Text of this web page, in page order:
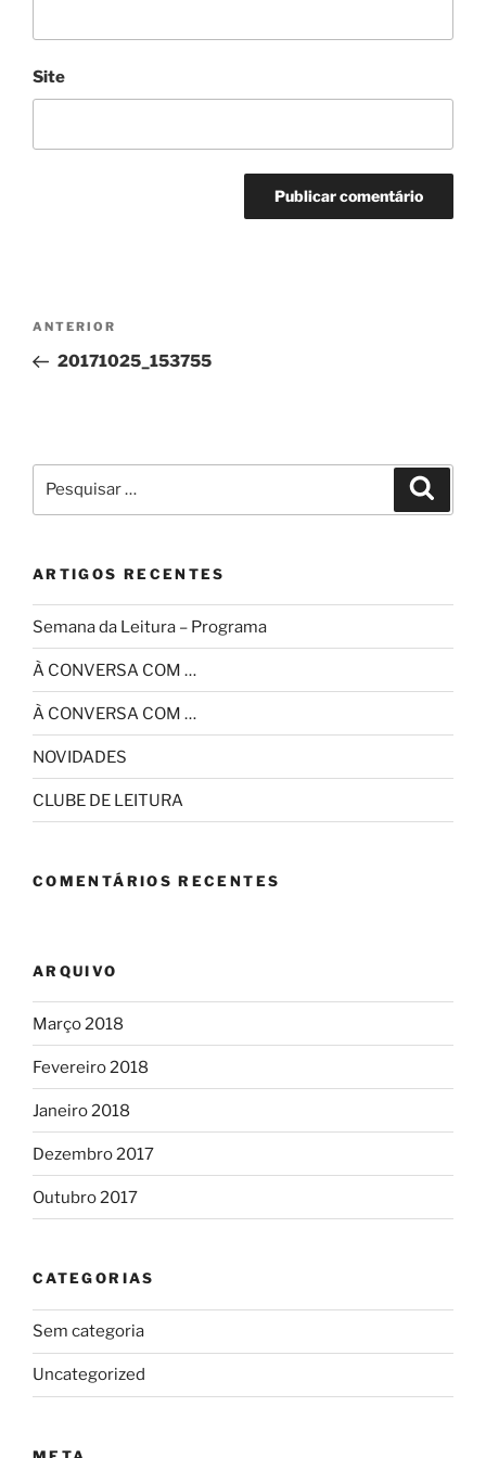
Site
Navegação
artigos
Conteúdo
anterior
ANTERIOR
20171025_153755
por:
ARTIGOS RECENTES
Semana da Leitura – Programa
À CONVERSA COM …
À CONVERSA COM …
NOVIDADES
CLUBE DE LEITURA
COMENTÁRIOS RECENTES
ARQUIVO
Março 2018
Fevereiro 2018
Janeiro 2018
Dezembro 2017
Outubro 2017
CATEGORIAS
Sem categoria
Uncategorized